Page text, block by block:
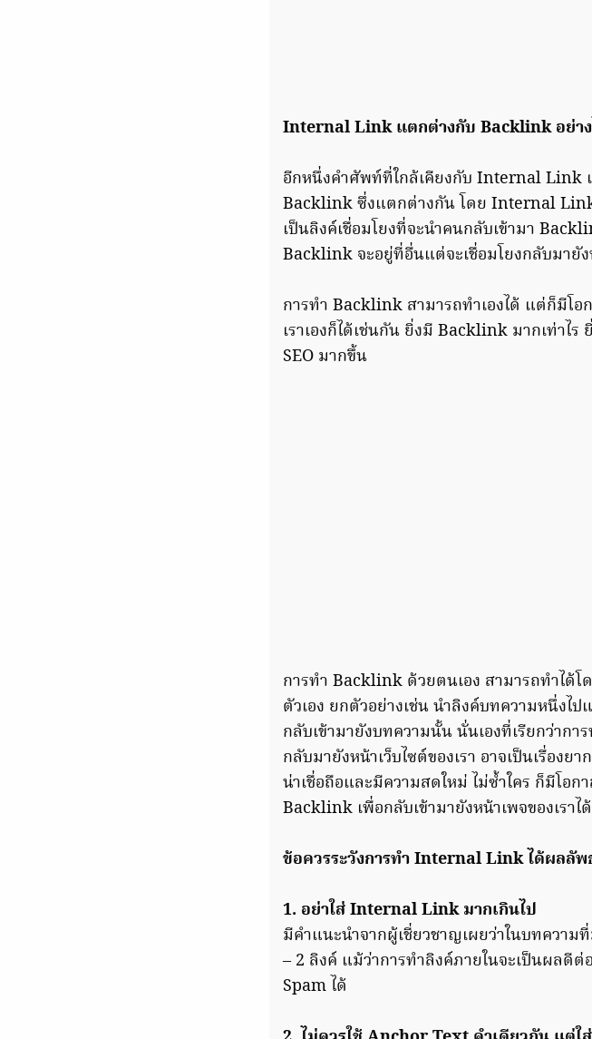
Internal Link แตกต่างกับ Backlink อย่าง
อีกหนึ่งคำศัพท์ที่ใกล้เคียงกับ Internal Link
Backlink ซึ่งแตกต่างกัน โดย Internal
เป็นลิงค์เชื่อมโยงที่จะนำคนกลับเข้ามา
Backlink จะอยู่ที่อื่นแต่จะเชื่อมโยงกลับมายั
การทำ Backlink สามารถทำเองได้ แต่ก็มีโ
เราเองก็ได้เช่นกัน ยิ่งมี Backlink มากเท่าไ
SEO มากขึ้น
การทำ Backlink ด้วยตนเอง สามารถทำได้โ
ตัวเอง ยกตัวอย่างเช่น นำลิงค์บทความหนึ่งไ
กลับเข้ามายังบทความนั้น นั่นเองที่เรียกว่า
กลับมายังหน้าเว็บไซต์ของเรา อาจเป็นเรื่อง
น่าเชื่อถือและมีความสดใหม่ ไม่ซ้ำใคร ก็มีโอ
Backlink เพื่อกลับเข้ามายังหน้าเพจของเราได้
ข้อควรระวังการทำ Internal Link ได้ผลลั
1. อย่าใส่ Internal Link มากเกินไป
มีคำแนะนำจากผู้เชี่ยวชาญเผยว่าในบทควา
– 2 ลิงค์ แม้ว่าการทำลิงค์ภายในจะเป็นผลดี
Spam ได้